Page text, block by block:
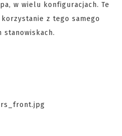
w wielu konfiguracjach. Te
z tego samego
stanowiskach.